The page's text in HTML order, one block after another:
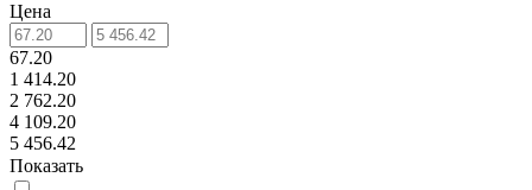
Цена
67.20
1 414.20
2 762.20
4 109.20
5 456.42
Показать